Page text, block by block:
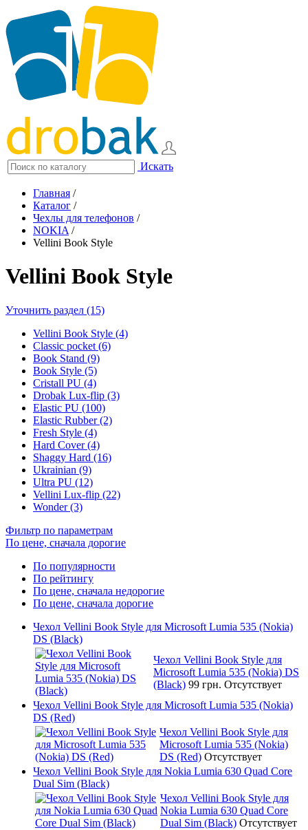
Искать
Главная /
Каталог /
Чехлы для телефонов /
NOKIA /
Vellini Book Style
Vellini Book Style
Уточнить раздел (15)
Vellini Book Style (4)
Classic pocket (6)
Book Stand (9)
Book Style (5)
Cristall PU (4)
Drobak Lux-flip (3)
Elastic PU (100)
Elastic Rubber (2)
Fresh Style (4)
Hard Cover (4)
Shaggy Hard (16)
Ukrainian (9)
Ultra PU (12)
Vellini Lux-flip (22)
Wonder (3)
Фильтр по параметрам
По цене, сначала дорогие
По популярности
По рейтингу
По цене, сначала недорогие
По цене, сначала дорогие
Чехол Vellini Book Style для Microsoft Lumia 535 (Nokia)
DS (Black)
Чехол Vellini Book Style для
Microsoft Lumia 535 (Nokia) DS
(Black) 99 грн. Отсутствует
Чехол Vellini Book Style для Microsoft Lumia 535 (Nokia)
DS (Red)
Чехол Vellini Book Style для
Microsoft Lumia 535 (Nokia)
DS (Red) Отсутствует
Чехол Vellini Book Style для Nokia Lumia 630 Quad Core
Dual Sim (Black)
Чехол Vellini Book Style для
Nokia Lumia 630 Quad Core
Dual Sim (Black) Отсутствует